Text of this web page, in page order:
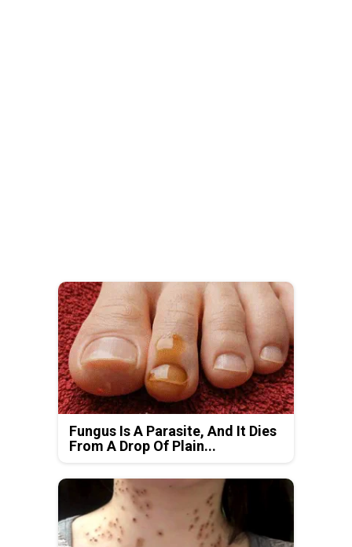
Fungus Is A Parasite, And It Dies
From A Drop Of Plain...